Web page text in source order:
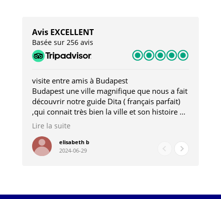
Avis EXCELLENT
Basée sur 256 avis
visite entre amis à Budapest
Budapest une ville magnifique que nous a fait
découvrir notre guide Dita ( français parfait)
,qui connait très bien la ville et son histoire et
qui nous a permis d'accéder à des lieux
pour les restaurants . A la fin de notre séjour
nous étions plus avec une amie qu' une guide
Lire la suite
elisabeth b
2024-06-29